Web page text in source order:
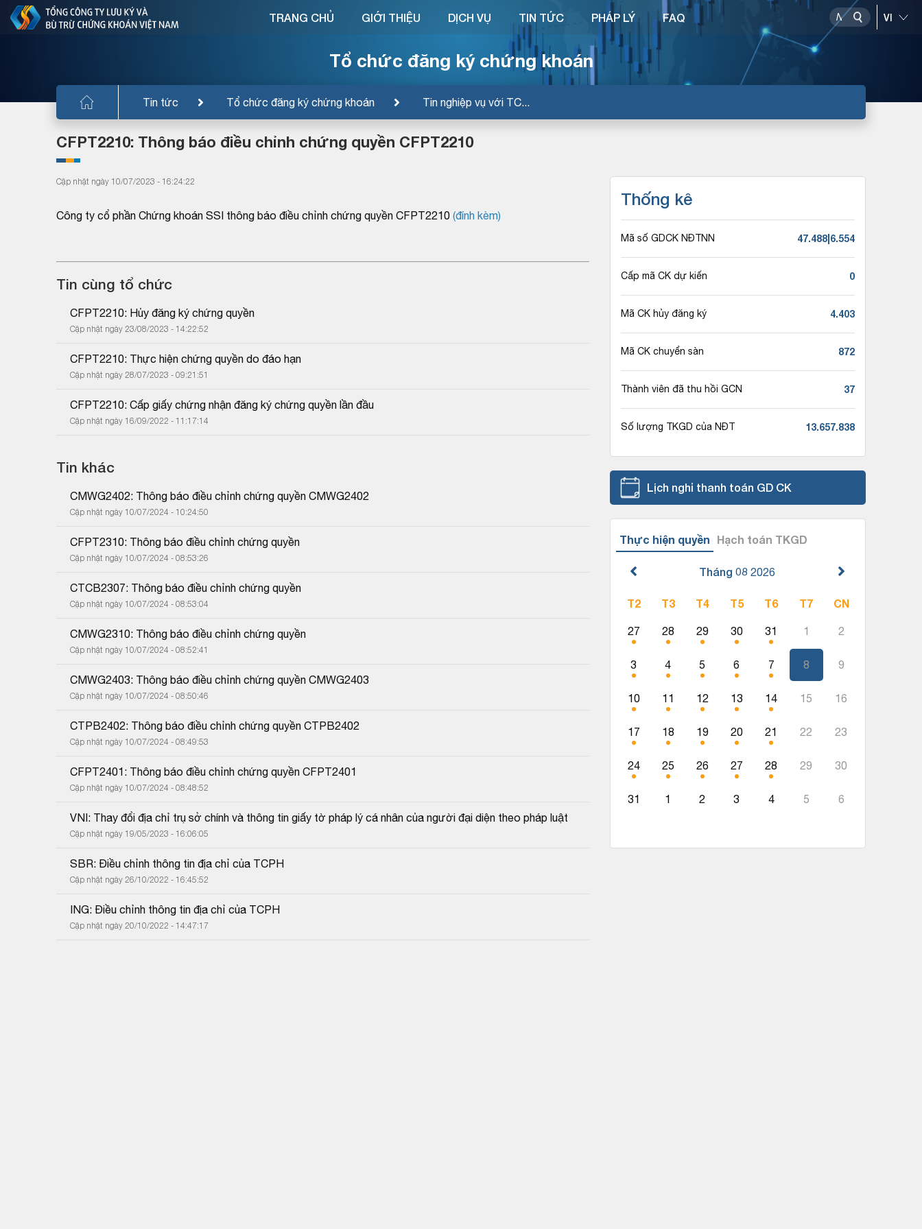
Tổ chức đăng ký chứng khoán
Tin tức Tổ chức đăng ký chứng khoán Tin nghiệp vụ với TC...
TRANG CHỦ GIỚI THIỆU DỊCH VỤ TIN TỨC PHÁP LÝ FAQ
CFPT2210: Thông báo điều chỉnh chứng quyền CFPT2210
Cập nhật ngày 10/07/2023 - 16:24:22
Công ty cổ phần Chứng khoán SSI thông báo điều chỉnh chứng quyền CFPT2210 (đính kèm)
Tin cùng tổ chức
CFPT2210: Hủy đăng ký chứng quyền
Cập nhật ngày 23/08/2023 - 14:22:52
CFPT2210: Thực hiện chứng quyền do đáo hạn
Cập nhật ngày 28/07/2023 - 09:21:51
CFPT2210: Cấp giấy chứng nhận đăng ký chứng quyền lần đầu
Cập nhật ngày 16/09/2022 - 11:17:14
Tin khác
CMWG2402: Thông báo điều chỉnh chứng quyền CMWG2402
Cập nhật ngày 10/07/2024 - 10:24:50
CFPT2310: Thông báo điều chỉnh chứng quyền
Cập nhật ngày 10/07/2024 - 08:53:26
CTCB2307: Thông báo điều chỉnh chứng quyền
Cập nhật ngày 10/07/2024 - 08:53:04
CMWG2310: Thông báo điều chỉnh chứng quyền
Cập nhật ngày 10/07/2024 - 08:52:41
CMWG2403: Thông báo điều chỉnh chứng quyền CMWG2403
Cập nhật ngày 10/07/2024 - 08:50:46
CTPB2402: Thông báo điều chỉnh chứng quyền CTPB2402
Cập nhật ngày 10/07/2024 - 08:49:53
CFPT2401: Thông báo điều chỉnh chứng quyền CFPT2401
Cập nhật ngày 10/07/2024 - 08:48:52
VNI: Thay đổi địa chỉ trụ sở chính và thông tin giấy tờ pháp lý cá nhân của người đại diện theo pháp luật
Cập nhật ngày 19/05/2023 - 16:06:05
SBR: Điều chỉnh thông tin địa chỉ của TCPH
Cập nhật ngày 26/10/2022 - 16:45:52
ING: Điều chỉnh thông tin địa chỉ của TCPH
Cập nhật ngày 20/10/2022 - 14:47:17
Thống kê
Mã số GDCK NĐTNN 47.488|6.554
Cấp mã CK dự kiến 0
Mã CK hủy đăng ký 4.403
Mã CK chuyển sàn 872
Thành viên đã thu hồi GCN 37
Số lượng TKGD của NĐT 13.657.838
Lịch nghỉ thanh toán GD CK
Thực hiện quyền Hạch toán TKGD
Tháng 08 2026
T2 T3 T4 T5 T6 T7 CN
27 28 29 30 31 1 2
3 4 5 6 7 8 9
10 11 12 13 14 15 16
17 18 19 20 21 22 23
24 25 26 27 28 29 30
31 1 2 3 4 5 6